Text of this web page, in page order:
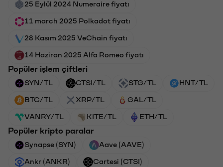
25 Eylül 2024 Numeraire fiyatı
11 march 2025 Polkadot fiyatı
28 Kasım 2025 VeChain fiyatı
14 Haziran 2025 Alfa Romeo fiyatı
Popüler işlem çiftleri
SYN/TL CTSI/TL STG/TL HNT/TL
BTC/TL XRP/TL GAL/TL
VANRY/TL KITE/TL ETH/TL
Popüler kripto paralar
Synapse (SYN) Aave (AAVE)
Ankr (ANKR) Cartesi (CTSI)